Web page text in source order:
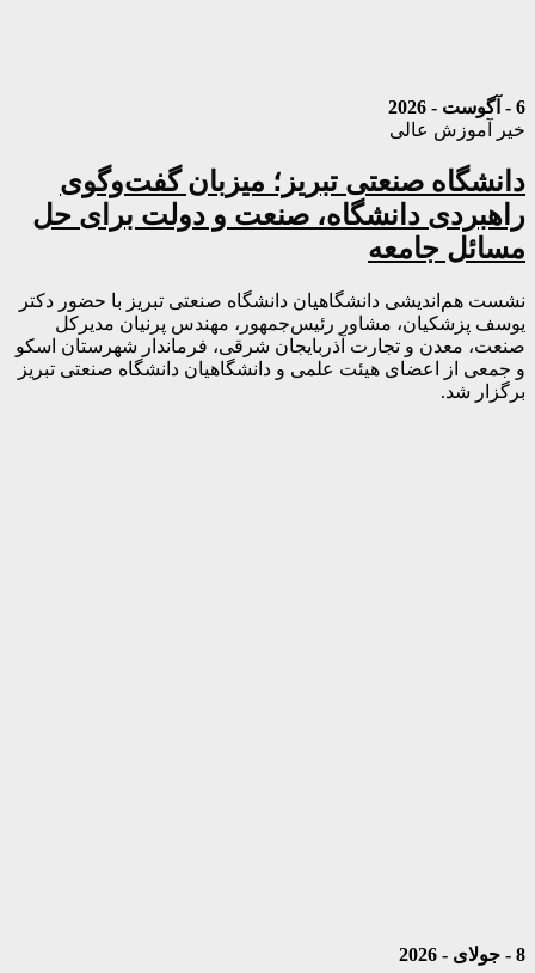
6 - آگوست - 2026
خیر آموزش عالی
دانشگاه صنعتی تبریز؛ میزبان گفت‌وگوی
راهبردی دانشگاه، صنعت و دولت برای حل
مسائل جامعه
نشست هم‌اندیشی دانشگاهیان دانشگاه صنعتی تبریز با حضور دکتر
یوسف پزشکیان، مشاور رئیس‌جمهور، مهندس پرنیان مدیرکل
صنعت، معدن و تجارت آذربایجان شرقی، فرماندار شهرستان اسکو
و جمعی از اعضای هیئت علمی و دانشگاهیان دانشگاه صنعتی تبریز
برگزار شد.
8 - جولای - 2026